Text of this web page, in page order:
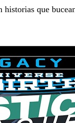
historias que